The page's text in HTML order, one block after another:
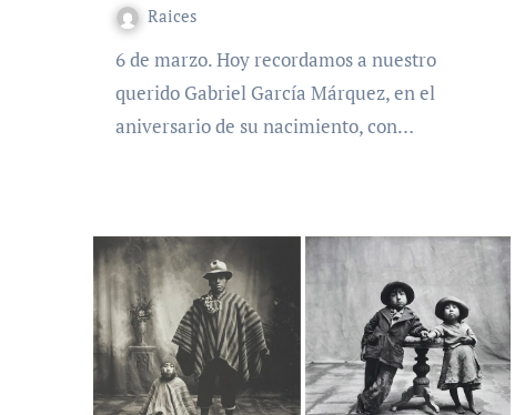
Raices
6 de marzo. Hoy recordamos a nuestro
querido Gabriel García Márquez, en el
aniversario de su nacimiento, con…